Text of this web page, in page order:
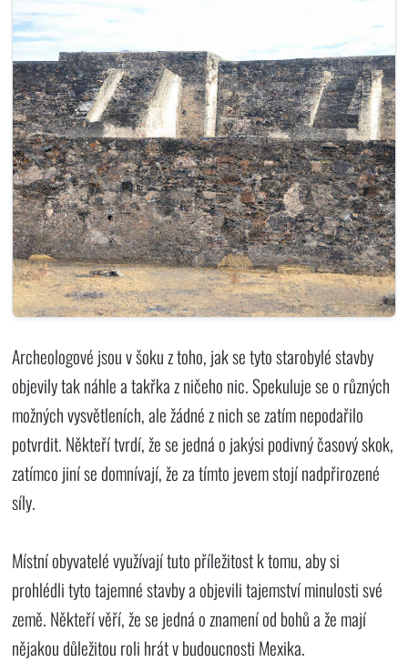
Archeologové jsou v šoku z toho, jak se tyto starobylé stavby
objevily tak náhle a takřka z ničeho nic. Spekuluje se o různých
možných vysvětleních, ale žádné z nich se zatím nepodařilo
potvrdit. Někteří tvrdí, že se jedná o jakýsi podivný časový skok,
zatímco jiní se domnívají, že za tímto jevem stojí nadpřirozené
síly.
Místní obyvatelé využívají tuto příležitost k tomu, aby si
prohlédli tyto tajemné stavby a objevili tajemství minulosti své
země. Někteří věří, že se jedná o znamení od bohů a že mají
nějakou důležitou roli hrát v budoucnosti Mexika.